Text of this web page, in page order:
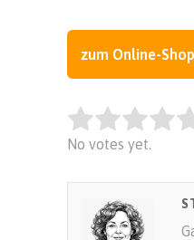
zum Online-Shop
Rate this item:
SUBMIT RATING
No votes yet.